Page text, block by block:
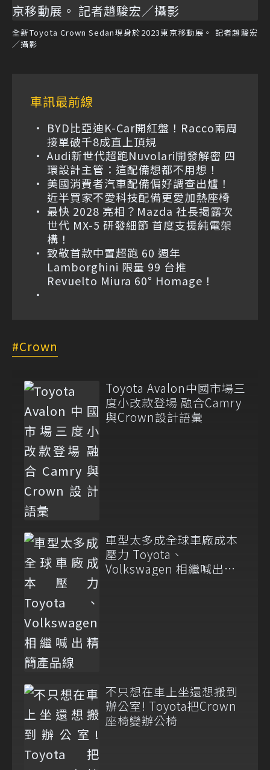
全新Toyota Crown Sedan現身於2023東京移動展。 記者趙駿宏
／攝影
車訊最前線
BYD比亞迪K-Car開紅盤！Racco兩周
接單破千8成直上頂規
Audi新世代超跑Nuvolari開發解密 四
環設計主管：這配備想都不用想！
美國消費者汽車配備偏好調查出爐！
近半買家不愛科技配備更愛加熱座椅
最快 2028 亮相？Mazda 社長揭露次
世代 MX-5 研發細節 首度支援純電架
構！
致敬首款中置超跑 60 週年
Lamborghini 限量 99 台推
Revuelto Miura 60° Homage！
Crown
Toyota Avalon中國市場三
度小改款登場 融合Camry
與Crown設計語彙
車型太多成全球車廠成本
壓力 Toyota、
Volkswagen 相繼喊出精
不只想在車上坐還想搬到
辦公室! Toyota把Crown
座椅變辦公椅